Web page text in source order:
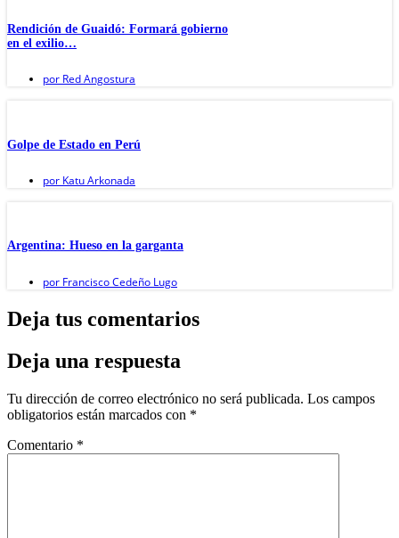
Rendición de Guaidó: Formará gobierno
en el exilio…
por Red Angostura
Golpe de Estado en Perú
por Katu Arkonada
Argentina: Hueso en la garganta
por Francisco Cedeño Lugo
Deja tus comentarios
Deja una respuesta
Tu dirección de correo electrónico no será publicada. Los campos
obligatorios están marcados con *
Comentario *